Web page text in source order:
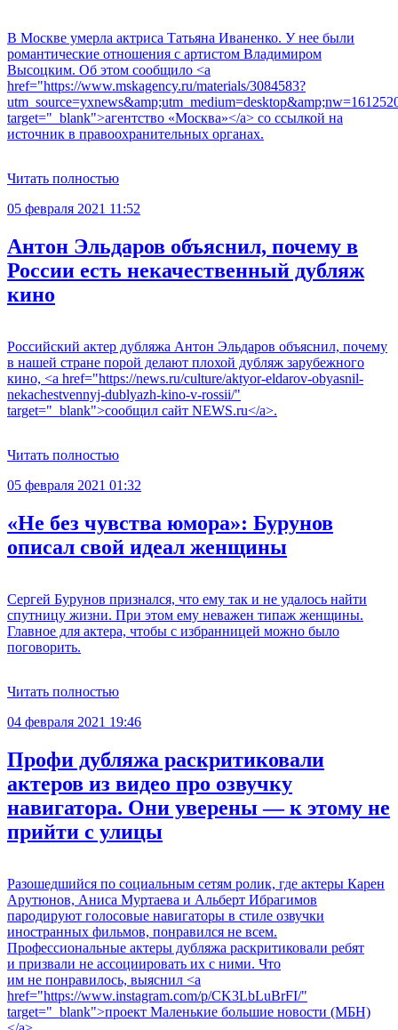
В Москве умерла актриса Татьяна Иваненко. У нее были
романтические отношения с артистом Владимиром
Высоцким. Об этом сообщило <a
href="https://www.mskagency.ru/materials/3084583?
target="_blank">агентство «Москва»</a> со ссылкой на
источник в правоохранительных органах.
Читать полностью
05 февраля 2021 11:52
Антон Эльдаров объяснил, почему в
России есть некачественный дубляж
кино
Российский актер дубляжа Антон Эльдаров объяснил, почему
в нашей стране порой делают плохой дубляж зарубежного
кино, <a href="https://news.ru/culture/aktyor-eldarov-obyasnil-
nekachestvennyj-dublyazh-kino-v-rossii/"
target="_blank">сообщил сайт NEWS.ru</a>.
Читать полностью
05 февраля 2021 01:32
«Не без чувства юмора»: Бурунов
описал свой идеал женщины
Сергей Бурунов признался, что ему так и не удалось найти
спутницу жизни. При этом ему неважен типаж женщины.
Главное для актера, чтобы с избранницей можно было
поговорить.
Читать полностью
04 февраля 2021 19:46
Профи дубляжа раскритиковали
актеров из видео про озвучку
навигатора. Они уверены — к этому не
прийти с улицы
Разошедшийся по социальным сетям ролик, где актеры Карен
Арутюнов, Аниса Муртаева и Альберт Ибрагимов
пародируют голосовые навигаторы в стиле озвучки
иностранных фильмов, понравился не всем.
Профессиональные актеры дубляжа раскритиковали ребят
и призвали не ассоциировать их с ними. Что
им не понравилось, выяснил <a
href="https://www.instagram.com/p/CK3LbLuBrFI/"
target="_blank">проект Маленькие большие новости (МБН)